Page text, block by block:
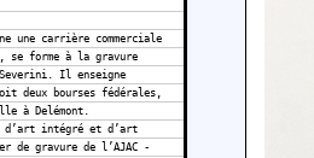
une carrière commerciale
forme à la gravure
Severini. Il enseigne
deux bourses fédérales,
à Delémont.
d’art intégré et d’art
gravure de l’AJAC -